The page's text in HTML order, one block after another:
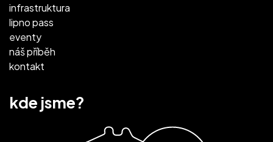
infrastruktura
lipno pass
eventy
náš příběh
kontakt
kde jsme?